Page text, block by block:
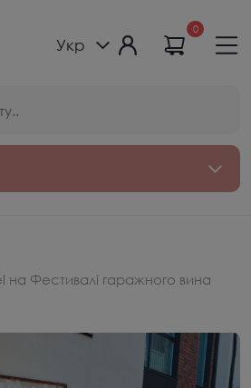
Укр
0
на Фестивалі гаражного вина